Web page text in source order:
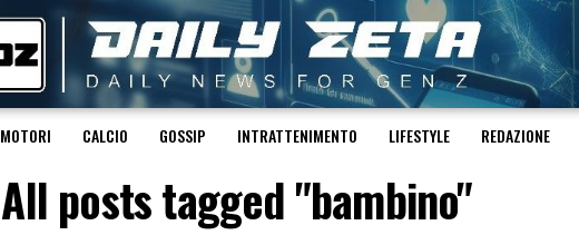
MOTORI CALCIO GOSSIP INTRATTENIMENTO LIFESTYLE REDAZIONE
All posts tagged "bambino"